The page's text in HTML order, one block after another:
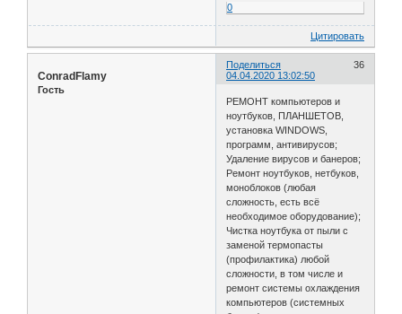
0
Цитировать
Поделиться
36
04.04.2020 13:02:50
ConradFlamy
Гость
РЕМОНТ компьютеров и
ноутбуков, ПЛАНШЕТОВ,
установка WINDOWS,
программ, антивирусов;
Удаление вирусов и банеров;
Ремонт ноутбуков, нетбуков,
моноблоков (любая
сложность, есть всё
необходимое оборудование);
Чистка ноутбука от пыли с
заменой термопасты
(профилактика) любой
сложности, в том числе и
ремонт системы охлаждения
компьютеров (системных